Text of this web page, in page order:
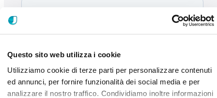
Questo sito web utilizza i cookie
Utilizziamo cookie di terze parti per personalizzare contenuti
ed annunci, per fornire funzionalità dei social media e per
analizzare il nostro traffico. Condividiamo inoltre informazioni